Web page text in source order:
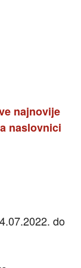
najnovije
naslovnici
do